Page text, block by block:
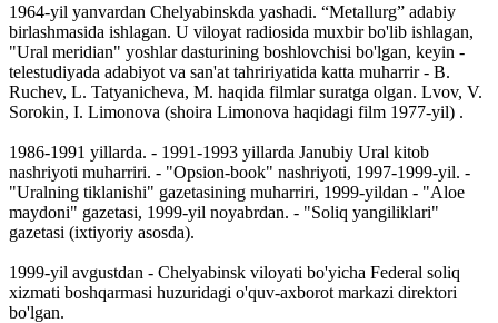
1964-yil yanvardan Chelyabinskda yashadi. “Metallurg” adabiy
birlashmasida ishlagan. U viloyat radiosida muxbir bo'lib ishlagan,
"Ural meridian" yoshlar dasturining boshlovchisi bo'lgan, keyin -
telestudiyada adabiyot va san'at tahririyatida katta muharrir - B.
Ruchev, L. Tatyanicheva, M. haqida filmlar suratga olgan. Lvov, V.
Sorokin, I. Limonova (shoira Limonova haqidagi film 1977-yil) .
1986-1991 yillarda. - 1991-1993 yillarda Janubiy Ural kitob
nashriyoti muharriri. - "Opsion-book" nashriyoti, 1997-1999-yil. -
"Uralning tiklanishi" gazetasining muharriri, 1999-yildan - "Aloe
maydoni" gazetasi, 1999-yil noyabrdan. - "Soliq yangiliklari"
gazetasi (ixtiyoriy asosda).
1999-yil avgustdan - Chelyabinsk viloyati bo'yicha Federal soliq
xizmati boshqarmasi huzuridagi o'quv-axborot markazi direktori
bo'lgan.